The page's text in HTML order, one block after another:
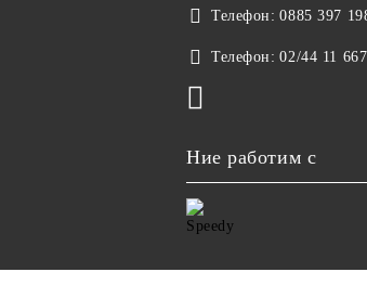
Телефон: 0885 397
Телефон: 02/44 11 667
Ние работим с